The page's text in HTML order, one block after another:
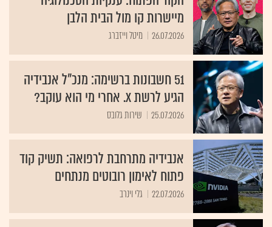
מיישרות קו מול הבית הלבן
26.07.2026 מיטל וייזברג
51 חשבונות ברשימה: מנכ"ל אנבידיה
הגיע לרשת X. אחרי מי הוא עוקב?
25.07.2026 שירות גלובס
אנבידיה מתרחבת לרפואה: תשיק קוד
פתוח לאימון רובוטים מנתחים
22.07.2026 גלי וינרב